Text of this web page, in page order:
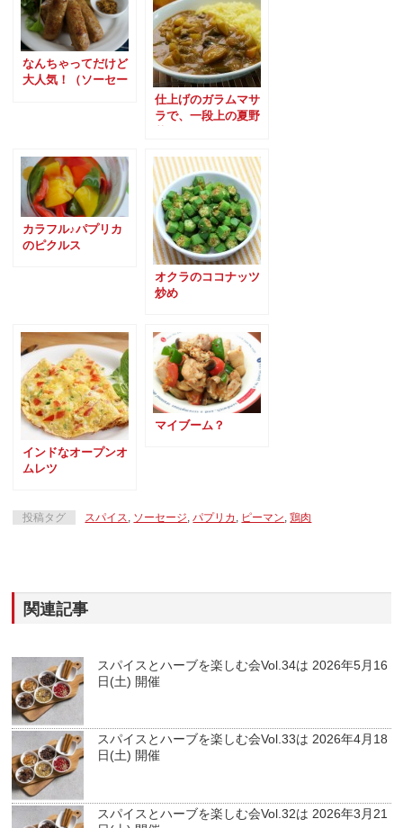
なんちゃってだけど
大人気！（ソーセー
仕上げのガラムマサ
ラで、一段上の夏野
カラフル♪パプリカ
のピクルス
オクラのココナッツ
炒め
インドなオープンオ
ムレツ
マイブーム？
投稿タグ スパイス ソーセージ ,パプリカ ピーマン ,鶏肉
関連記事
スパイスとハーブを楽しむ会Vol.34は 2026年5月16
日(土) 開催
スパイスとハーブを楽しむ会Vol.33は 2026年4月18
日(土) 開催
スパイスとハーブを楽しむ会Vol.32は 2026年3月21